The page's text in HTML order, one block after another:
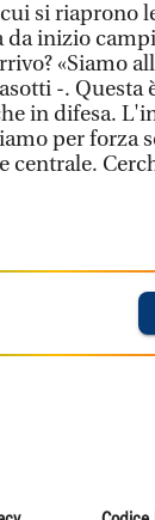
si riaprono
inizio
«Siamo
-. Questa
in difesa.
per forza
centrale.